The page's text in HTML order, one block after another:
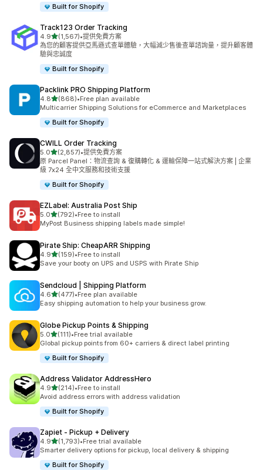
Built for Shopify
Track123 Order Tracking
4.9滿分 5 顆星
(1,567)
共有 1567 則評價
•提供免費方案
為您的顧客提供亞馬遜式查單體驗，大幅減少售後查單諮詢量，提升顧客體
驗與忠誠度
Built for Shopify
Packlink PRO Shipping Platform
4.8滿分 5 顆星
(868)
共有 868 則評價
•Free plan available
Multicarrier Shipping Solutions for eCommerce and Marketplaces
Built for Shopify
CWILL Order Tracking
5.0滿分 5 顆星
(2,857)
共有 2857 則評價
•提供免費方案
原 Parcel Panel：物流查詢 & 復購轉化 & 運輸保障一站式解決方案 | 企業
級 7x24 全中文服務和技術支援
Built for Shopify
EZLabel: Australia Post Ship
5.0滿分 5 顆星
(792)
共有 792 則評價
•Free to install
MyPost Business shipping labels made simple!
Pirate Ship: CheapARR Shipping
4.9滿分 5 顆星
(159)
共有 159 則評價
•Free to install
Save your booty on UPS and USPS with Pirate Ship
Sendcloud | Shipping Platform
4.6滿分 5 顆星
(477)
共有 477 則評價
•Free plan available
Easy shipping automation to help your business grow.
Globe Pickup Points & Shipping
5.0滿分 5 顆星
(111)
共有 111 則評價
•Free trial available
Global pickup points from 60+ carriers & direct label printing
Built for Shopify
Address Validator AddressHero
4.9滿分 5 顆星
(214)
共有 214 則評價
•Free to install
Avoid address errors with address validation
Built for Shopify
Zapiet ‑ Pickup + Delivery
4.9滿分 5 顆星
(1,793)
共有 1793 則評價
•Free trial available
Smarter delivery options for pickup, local delivery & shipping
Built for Shopify